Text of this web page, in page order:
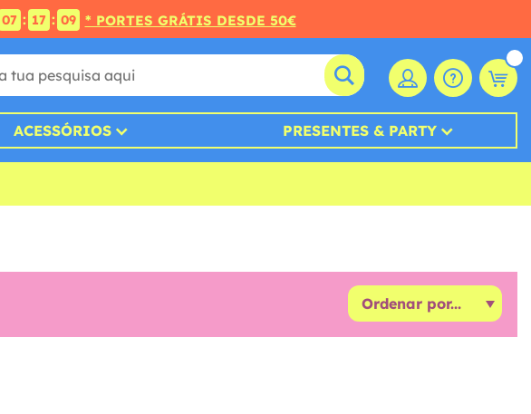
07 : 17 : 09 * PORTES GRÁTIS DESDE 50€
ACESSÓRIOS PRESENTES & PARTY